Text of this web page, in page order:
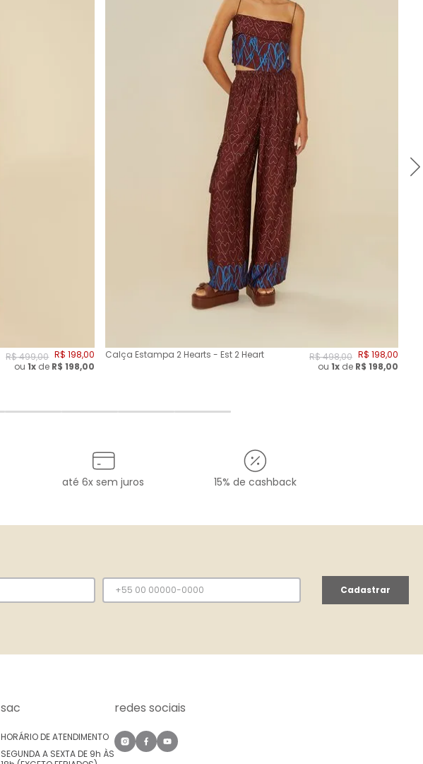
R$499,00 R$ 198,00
ou1x de R$198,00
Calça Estampa 2 Hearts - Est 2 Heart R$498,00 R$ 198,00
ou 1xde R$ 198,00
até 6x sem juros 15% de cashback
Cadastrar
sac
HORÁRIO DE ATENDIMENTO
SEGUNDA A SEXTA DE 9h ÀS
redes sociais